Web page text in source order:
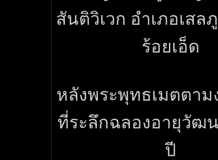
สันติวิเวก อำเภอเสล
ร้อยเอ็ด
หลังพระพุทธเมตตา
ที่ระลึกฉลองอายุวัฒ
ปี